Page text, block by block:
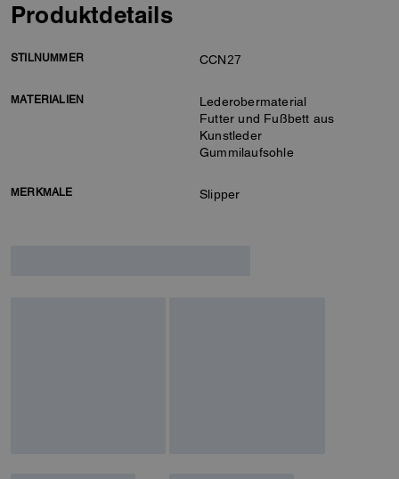
Produktdetails
STILNUMMER CCN27
MATERIALIEN
Lederobermaterial
Futter und Fußbett aus
Kunstleder
Gummilaufsohle
MERKMALE Slipper